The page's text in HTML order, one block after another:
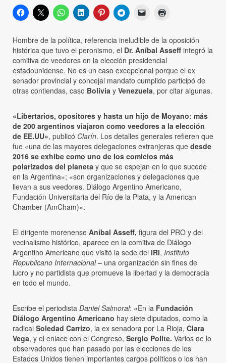
Hombre de la política, referencia ineludible de la oposición
histórica que tuvo el peronismo, el Dr. Aníbal Asseff integró la
comitiva de veedores en la elección presidencial
estadounidense. No es un caso excepcional porque el ex
senador provincial y concejal mandato cumplido participó de
otras contiendas, caso Bolivia y Venezuela, por citar algunas.
«Libertarios, opositores y hasta un hijo de Moyano: más
de 200 argentinos viajaron como veedores a la elección
de EE.UU», publicó Clarín. Los detalles generales refieren que
fue «una de las mayores delegaciones extranjeras que desde
2016 se exhibe como uno de los comicios más
polarizados del planeta y que se espejan en lo que sucede
en la Argentina»; «son organizaciones y delegaciones que
llevan a sus veedores. Diálogo Argentino Americano,
Fundación Universitaria del Río de la Plata, y la American
Chamber (AmCham)».
El dirigente morenense Aníbal Asseff, figura del PRO y del
vecinalismo histórico, aparece en la comitiva de Diálogo
Argentino Americano que visitó la sede del IRI, Instituto
Republicano Internacional– una organización sin fines de
lucro y no partidista que promueve la libertad y la democracia
en todo el mundo.
Escribe el periodista Daniel Salmoral: «En la Fundación
Diálogo Argentino Americano hay siete diputados, como la
radical Soledad Carrizo, la ex senadora por La Rioja, Clara
Vega, y el enlace con el Congreso, Sergio Polite. Varios de lo
observadores que han pasado por las elecciones de los
Estados Unidos tienen importantes cargos políticos o los han